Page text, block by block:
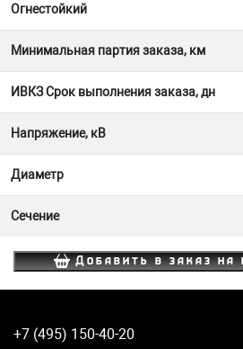
Огнестойкий
Минимальная партия заказа, км
ИВКЗ Срок выполнения заказа, дн
Напряжение, кВ
Диаметр
Сечение
Добавить в заказ на
+7 (495) 150-40-20